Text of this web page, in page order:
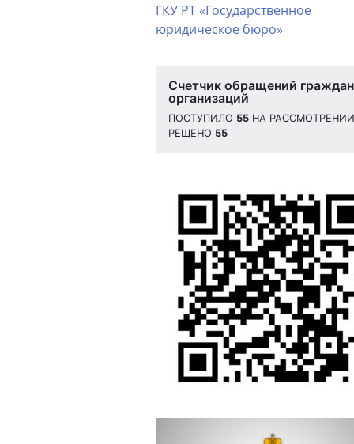
ГКУ РТ «Государственное
юридическое бюро»
Счетчик обращений
организаций
ПОСТУПИЛО 55 НА
РЕШЕНО 55